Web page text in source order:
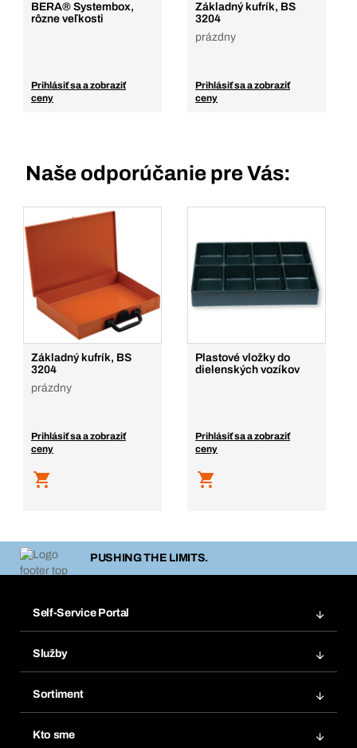
BERA® Systembox,
rôzne veľkosti
Prihlásiť sa a zobraziť
ceny
Základný kufrík, BS
3204
prázdny
Prihlásiť sa a zobraziť
ceny
Naše odporúčanie pre Vás:
Základný kufrík, BS
3204
prázdny
Prihlásiť sa a zobraziť
ceny
Plastové vložky do
dielenských vozíkov
Prihlásiť sa a zobraziť
ceny
PUSHING THE LIMITS.
Self-Service Portal
Obľúbené
Opakované objednávky
Predplatné
Služby
Chemická databáza
Sortiment
Kto sme